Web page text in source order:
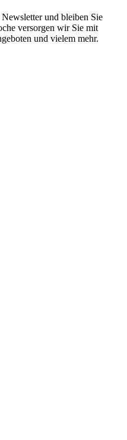
und bleiben Sie
versorgen wir Sie mit
und vielem mehr.